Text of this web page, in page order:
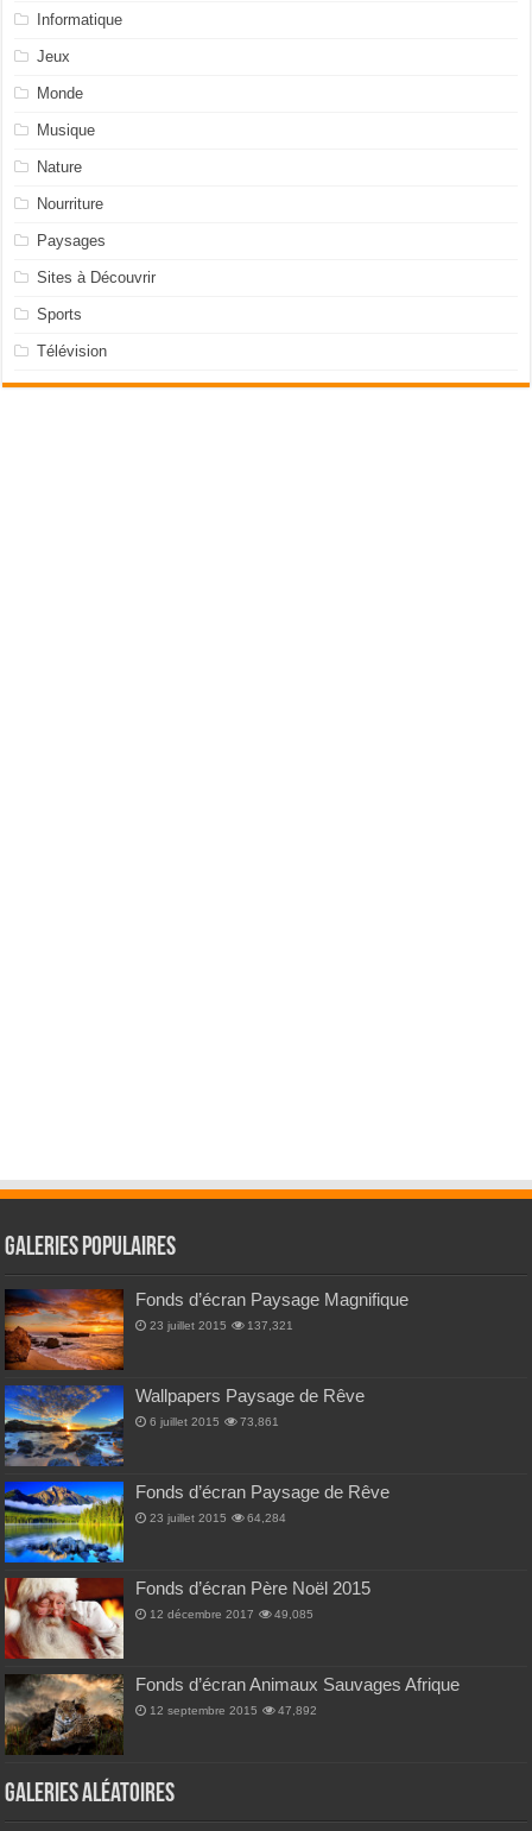
Informatique
Jeux
Monde
Musique
Nature
Nourriture
Paysages
Sites à Découvrir
Sports
Télévision
Galeries Populaires
Fonds d’écran Paysage Magnifique
23 juillet 2015 137,321
Wallpapers Paysage de Rêve
6 juillet 2015 73,861
Fonds d’écran Paysage de Rêve
23 juillet 2015 64,284
Fonds d’écran Père Noël 2015
12 décembre 2017 49,085
Fonds d’écran Animaux Sauvages Afrique
12 septembre 2015 47,892
Galeries Aléatoires